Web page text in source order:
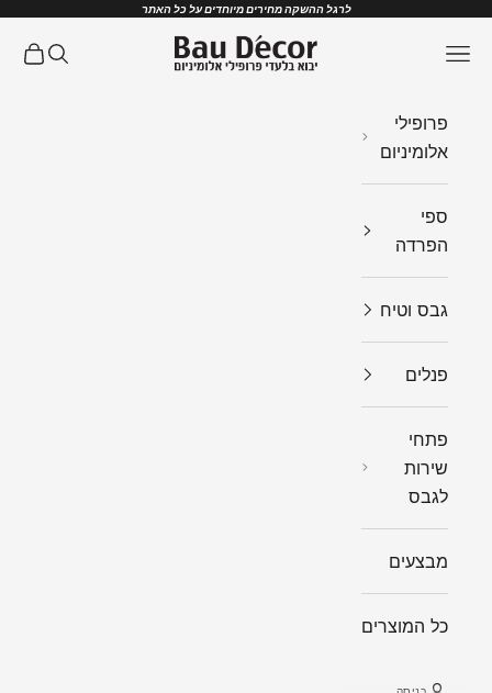
לרגל ההשקה מחירים מיוחדים על כל האתר
Bau Decor תפריט חיפושעגלת
פרופילי
אלומיניום
ספי
הפרדה
גבס וטיח
פנלים
פתחי
שירות
לגבס
מבצעים
כל המוצרים